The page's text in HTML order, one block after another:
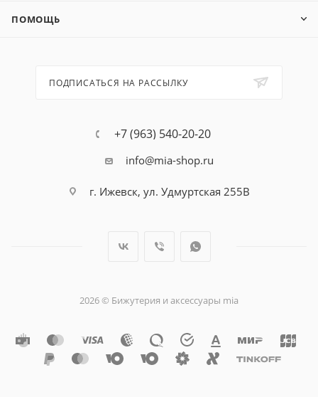
ПОМОЩЬ
ПОДПИСАТЬСЯ НА РАССЫЛКУ
+7 (963) 540-20-20
info@mia-shop.ru
г. Ижевск, ул. Удмуртская 255В
2026 © Бижутерия и аксессуары mia